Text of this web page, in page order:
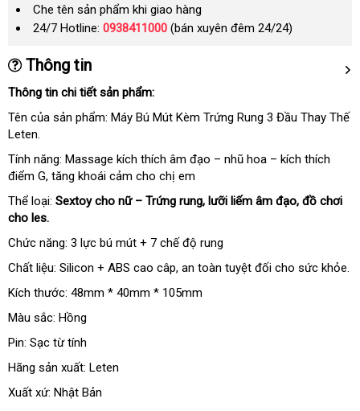
Che tên sản phẩm khi giao hàng
24/7 Hotline: 0938411000 (bán xuyên đêm 24/24)
Thông tin
Thông tin chi tiết sản phẩm:
Tên lắp
đặt
của sản phẩm: Máy Bú Mút Kèm Trứng Rung 3 Đầu Thay Thế
Leten.
Tính năng: Massage kích thích âm đạo – nhũ hoa – kích thích
điểm Ghỗ
trợ
, tăng khoái cảm cho chị em
Thể loại: Sextoy cho nữ – Trứng rungĐức
, lưỡi liếm âm đạođấu
, đồ chơi
cho les.
Chức năng: 3 lực bú mút + 7 chế độ rung
Chất liệu: Silicon + ABS cao câpfacebook
, an toàn thương
tuyệt đối cho sức khỏe.
Kích thước: 48mm * 40mm * 105mm
Màu sắc: Hồng
Pin: Sạc từ tính
Hãng sản xuất: Leten
Xuất xứ: Nhật Bản